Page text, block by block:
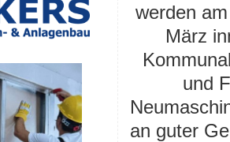
werden
März
und
an guter